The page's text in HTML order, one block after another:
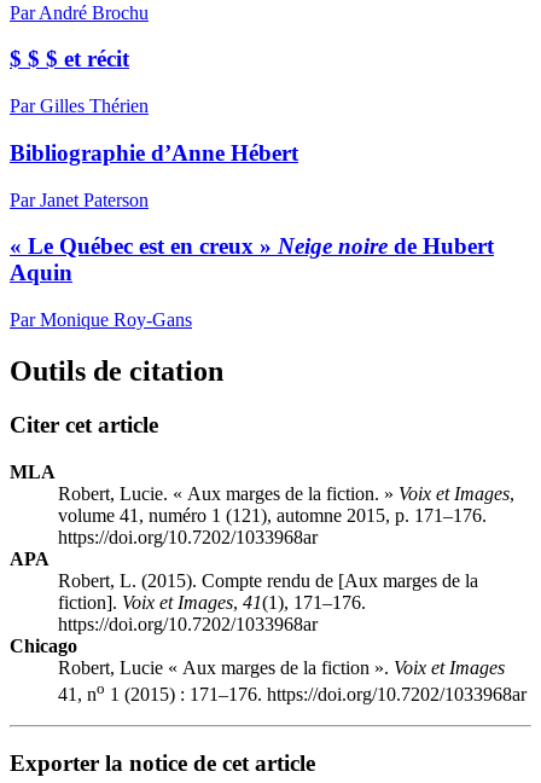
Par André Brochu
$ $ $ et récit
Par Gilles Thérien
Bibliographie d’Anne Hébert
Par Janet Paterson
« Le Québec est en creux » Neige noire de Hubert
Aquin
Par Monique Roy-Gans
Outils de citation
Citer cet article
MLA
Robert, Lucie. « Aux marges de la fiction. » Voix et Images,
volume 41, numéro 1 (121), automne 2015, p. 171–176.
https://doi.org/10.7202/1033968ar
APA
Robert, L. (2015). Compte rendu de [Aux marges de la
fiction]. Voix et Images, 41(1), 171–176.
https://doi.org/10.7202/1033968ar
Chicago
Robert, Lucie « Aux marges de la fiction ». Voix et Images
41, no 1 (2015) : 171–176. https://doi.org/10.7202/1033968ar
Exporter la notice de cet article